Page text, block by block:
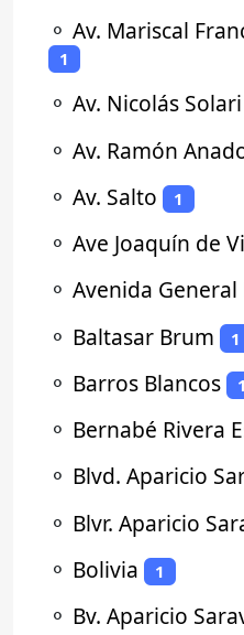
⚬ Av. Mariscal
1
⚬ Av. Nicolás Solari
⚬ Av. Ramón
⚬ Av. Salto 1
⚬ Ave Joaquín de
⚬ Avenida General
⚬ Baltasar Brum 1
⚬ Barros Blancos 1
⚬ Bernabé Rivera
⚬ Blvd. Aparicio
⚬ Blvr. Aparicio
⚬ Bolivia 1
⚬ Bv. Aparicio